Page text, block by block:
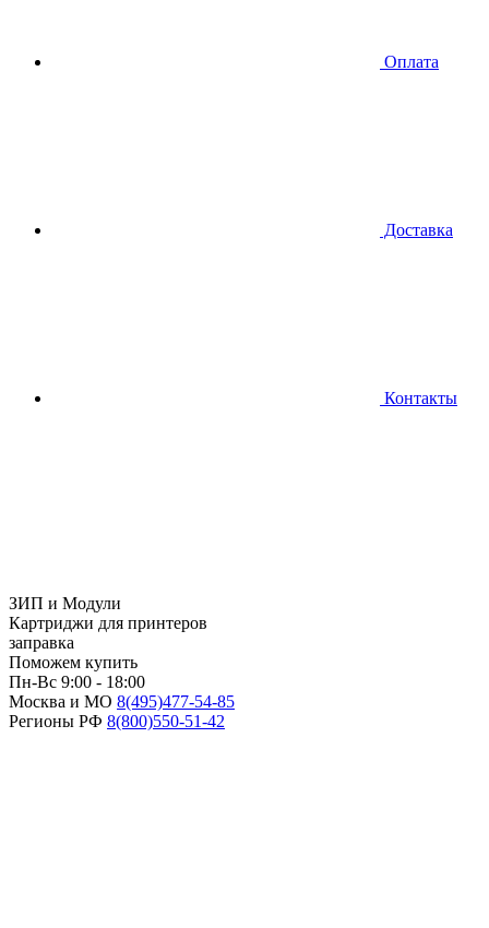
Оплата
Доставка
Контакты
ЗИП и Модули
Картриджи для принтеров
заправка
Поможем купить
Пн-Вс 9:00 - 18:00
Москва и МО 8(495)477-54-85
Регионы РФ 8(800)550-51-42